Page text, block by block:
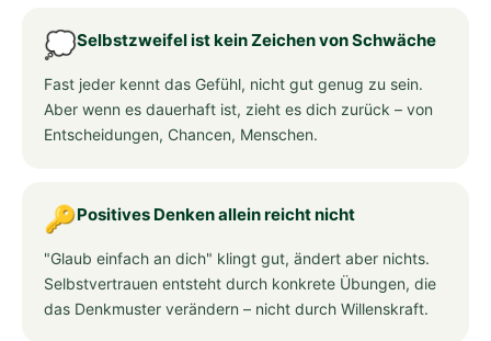
💭Selbstzweifel ist kein Zeichen von Schwäche
Fast jeder kennt das Gefühl, nicht gut genug zu sein.
Aber wenn es dauerhaft ist, zieht es dich zurück – von
Entscheidungen, Chancen, Menschen.
🔑Positives Denken allein reicht nicht
"Glaub einfach an dich" klingt gut, ändert aber nichts.
Selbstvertrauen entsteht durch konkrete Übungen, die
das Denkmuster verändern – nicht durch Willenskraft.